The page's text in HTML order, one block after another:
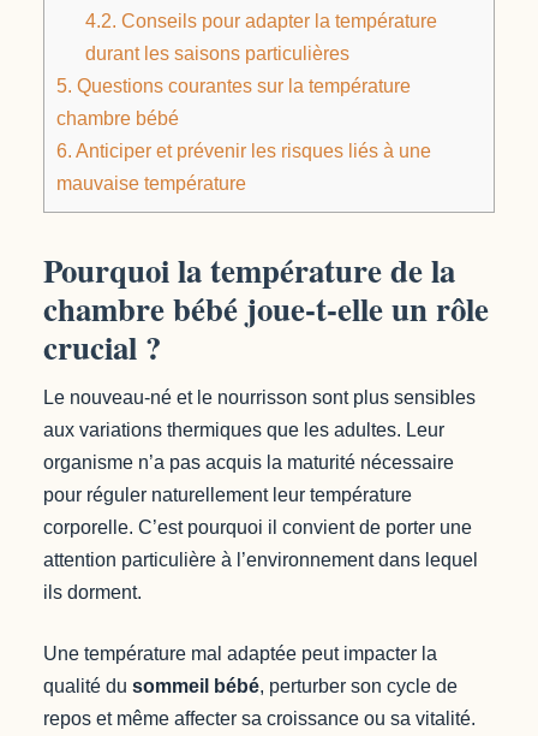
4.2. Conseils pour adapter la température
durant les saisons particulières
5. Questions courantes sur la température
chambre bébé
6. Anticiper et prévenir les risques liés à une
mauvaise température
Pourquoi la température de la
chambre bébé joue-t-elle un rôle
crucial ?
Le nouveau-né et le nourrisson sont plus sensibles
aux variations thermiques que les adultes. Leur
organisme n’a pas acquis la maturité nécessaire
pour réguler naturellement leur température
corporelle. C’est pourquoi il convient de porter une
attention particulière à l’environnement dans lequel
ils dorment.
Une température mal adaptée peut impacter la
qualité du sommeil bébé, perturber son cycle de
repos et même affecter sa croissance ou sa vitalité.